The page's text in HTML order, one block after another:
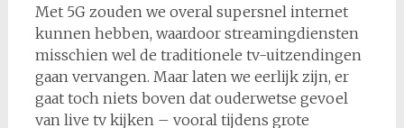
Met 5G zouden we overal supersnel internet
kunnen hebben, waardoor streamingdiensten
misschien wel de traditionele tv-uitzendingen
gaan vervangen. Maar laten we eerlijk zijn, er
gaat toch niets boven dat ouderwetse gevoel
van live tv kijken – vooral tijdens grote